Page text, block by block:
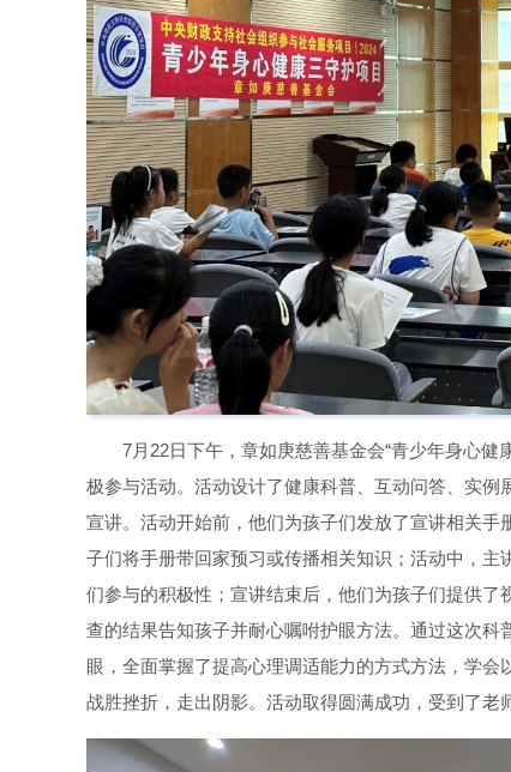
7月22日下午，章如庚慈善基金会“青少年身心
极参与活动。活动设计了健康科普、互动问答、实
宣讲。活动开始前，他们为孩子们发放了宣讲相关
子们将手册带回家预习或传播相关知识；活动中，
们参与的积极性；宣讲结束后，他们为孩子们提供
查的结果告知孩子并耐心嘱咐护眼方法。通过这次
眼，全面掌握了提高心理调适能力的方式方法，学会
战胜挫折，走出阴影。活动取得圆满成功，受到了老